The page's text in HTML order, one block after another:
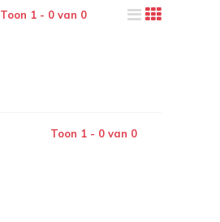
Toon 1 - 0 van 0
Toon 1 - 0 van 0